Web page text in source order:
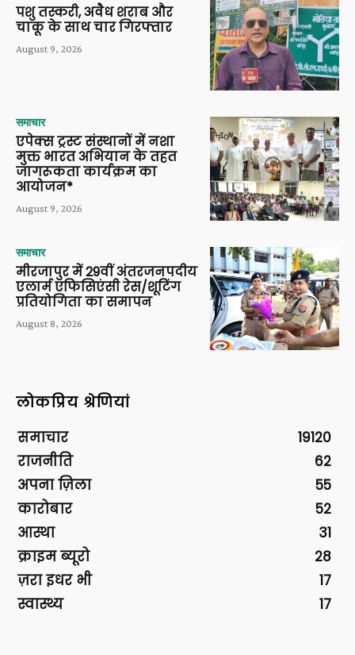
पशु तस्करी, अवैध शराब और
चाकू के साथ चार गिरफ्तार
August 9, 2026
समाचार
एपेक्स ट्रस्ट संस्थानों में नशा
मुक्त भारत अभियान के तहत
जागरूकता कार्यक्रम का
आयोजन*
August 9, 2026
समाचार
मीरजापुर में 29वीं अंतरजनपदीय
एलार्म एफिसिएंसी रेस/शूटिंग
प्रतियोगिता का समापन
August 8, 2026
लोकप्रिय श्रेणियां
समाचार
19120
राजनीति
62
अपना ज़िला
55
कारोबार
52
आस्था
31
क्राइम ब्यूरो
28
ज़रा इधर भी
17
स्वास्थ्य
17